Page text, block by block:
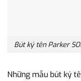
Bút ký tên Parker
Những mẫu bút ký